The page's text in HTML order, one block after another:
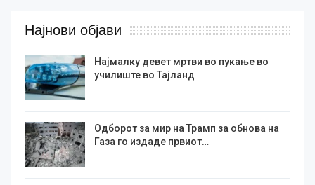
Најнови објави
Најмалку девет мртви во пукање во
училиште во Тајланд
Одборот за мир на Трамп за обнова на
Газа го издаде првиот…